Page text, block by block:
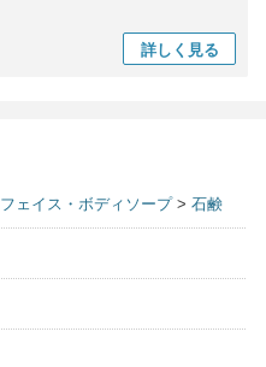
詳しく 見る
フェイス・ボディソープ> 石鹸